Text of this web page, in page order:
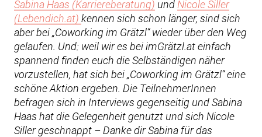
Sabina Haas (Karriereberatung) und Nicole Siller
(Lebendich.at) kennen sich schon länger, sind sich
aber bei „Coworking im Grätzl“ wieder über den Weg
gelaufen. Und: weil wir es bei imGrätzl.at einfach
spannend finden euch die Selbständigen näher
vorzustellen, hat sich bei „Coworking im Grätzl“ eine
schöne Aktion ergeben. Die TeilnehmerInnen
befragen sich in Interviews gegenseitig und Sabina
Haas hat die Gelegenheit genutzt und sich Nicole
Siller geschnappt – Danke dir Sabina für das